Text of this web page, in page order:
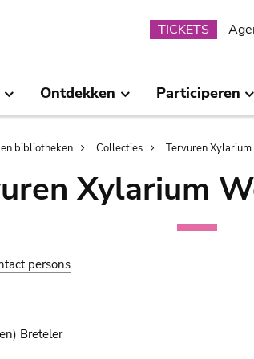
TICKETS
Ontdekken Participeren
bibliotheken Collecties Tervuren
Xylarium
persons
Breteler